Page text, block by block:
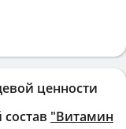
ценности
"Витамин